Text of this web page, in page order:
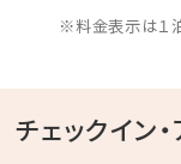
※料金表示は１
チェックイン